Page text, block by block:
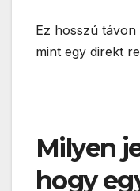
Ez hosszú
mint egy direkt
Milyen
hogy